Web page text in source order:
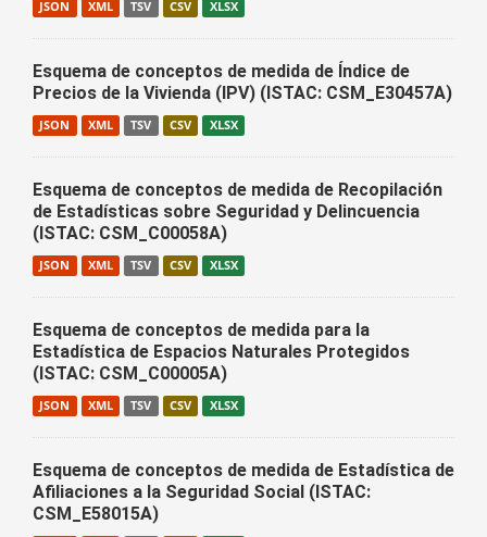
JSON XML TSV CSV XLSX
Esquema de conceptos de medida de Índice de
Precios de la Vivienda (IPV) (ISTAC: CSM_E30457A)
JSON XML TSV CSV XLSX
Esquema de conceptos de medida de Recopilación
de Estadísticas sobre Seguridad y Delincuencia
(ISTAC: CSM_C00058A)
JSON XML TSV CSV XLSX
Esquema de conceptos de medida para la
Estadística de Espacios Naturales Protegidos
(ISTAC: CSM_C00005A)
JSON XML TSV CSV XLSX
Esquema de conceptos de medida de Estadística de
Afiliaciones a la Seguridad Social (ISTAC:
CSM_E58015A)